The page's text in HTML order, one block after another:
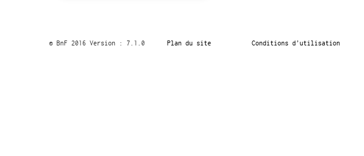
© BnF 2016 Version : 7.1.0 Plan du site Conditions d’utilisation